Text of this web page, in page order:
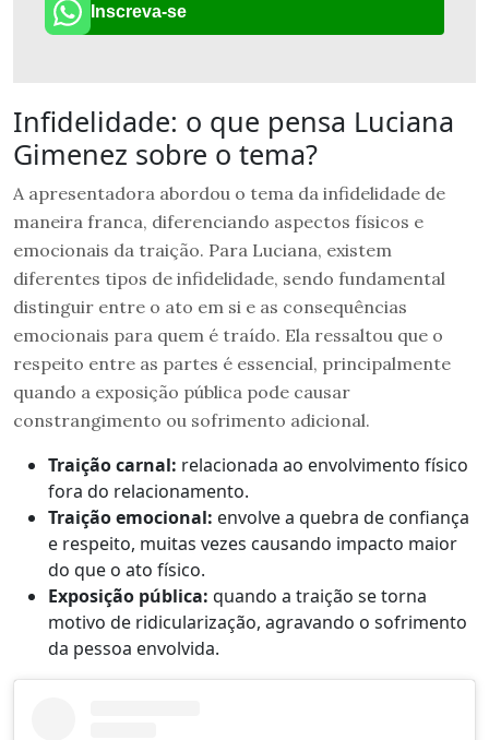
Inscreva-se
Infidelidade: o que pensa Luciana
Gimenez sobre o tema?
A apresentadora abordou o tema da infidelidade de
maneira franca, diferenciando aspectos físicos e
emocionais da traição. Para Luciana, existem
diferentes tipos de infidelidade, sendo fundamental
distinguir entre o ato em si e as consequências
emocionais para quem é traído. Ela ressaltou que o
respeito entre as partes é essencial, principalmente
quando a exposição pública pode causar
constrangimento ou sofrimento adicional.
Traição carnal: relacionada ao envolvimento físico
fora do relacionamento.
Traição emocional: envolve a quebra de confiança
e respeito, muitas vezes causando impacto maior
do que o ato físico.
Exposição pública: quando a traição se torna
motivo de ridicularização, agravando o sofrimento
da pessoa envolvida.